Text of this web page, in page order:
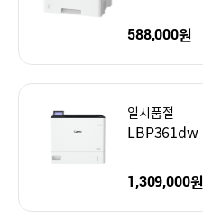
588,000원
일시품절
LBP361dw
1,309,000원